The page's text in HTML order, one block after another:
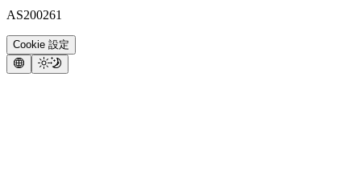
AS200261
Cookie 設定